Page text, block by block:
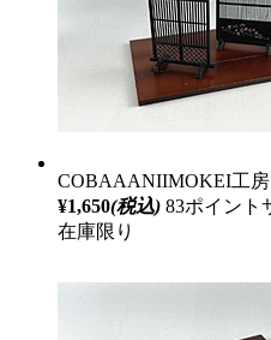
COBAAANIIMOKEI工房
¥1,650(税込) 83ポイント
在庫限り